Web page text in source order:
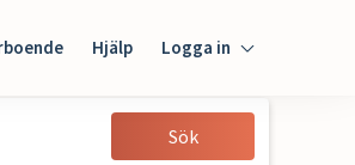
Hjälp Logga in
Sök